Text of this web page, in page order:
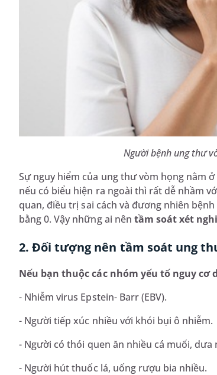
Người bệnh ung thư
Sự nguy hiểm của ung thư vòm họng nằm
nếu có biểu hiện ra ngoài thì rất dễ nhầm
quan, điều trị sai cách và đương nhiên
bằng 0. Vậy những ai nên tầm soát xét
2. Đối tượng nên tầm soát ung
Nếu bạn thuộc các nhóm yếu tố nguy
- Nhiễm virus Epstein- Barr (EBV).
- Người tiếp xúc nhiều với khói bụi ô nhiễm.
- Người có thói quen ăn nhiều cá muối,
- Người hút thuốc lá, uống rượu bia nhiều.